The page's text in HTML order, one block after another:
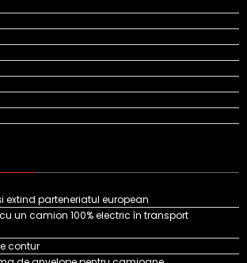
extind parteneriatul european
cu un camion 100% electric în transport
contur